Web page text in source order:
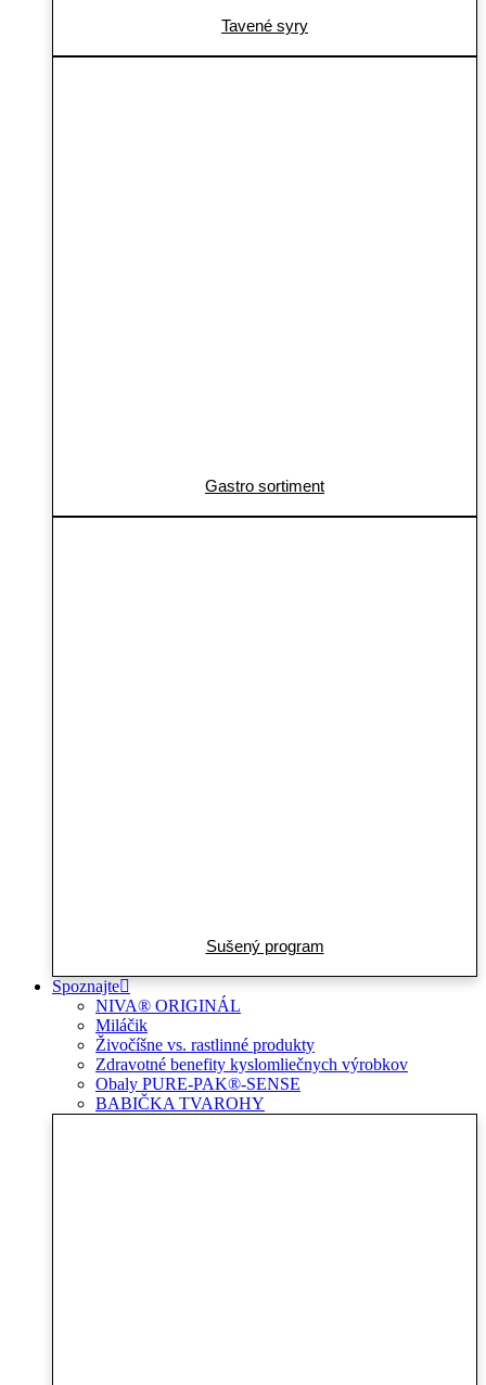
Tavené syry
Gastro sortiment
Sušený program
Spoznajte
NIVA® ORIGINÁL
Miláčik
Živočíšne vs. rastlinné produkty
Zdravotné benefity kyslomliečnych výrobkov
Obaly PURE-PAK®-SENSE
BABIČKA TVAROHY